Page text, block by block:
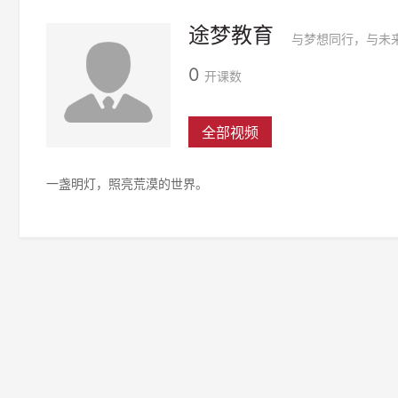
途梦教育 与梦想同行，与未
0 开课数
全部视频
一盏明灯，照亮荒漠的世界。